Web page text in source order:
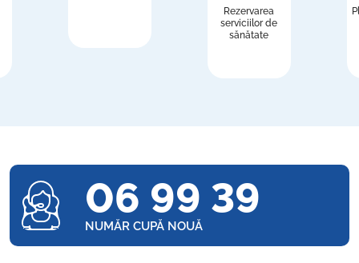
Rezervarea
serviciilor de
sănătate
06 99 39
NUMĂR CUPĂ NOUĂ